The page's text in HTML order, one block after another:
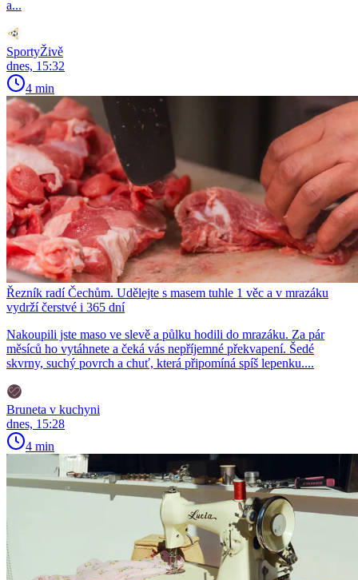
a...
SportyŽivě
dnes, 15:32
4 min
Řezník radí Čechům. Udělejte s masem tuhle 1 věc a v mrazáku
vydrží čerstvé i 365 dní
Nakoupili jste maso ve slevě a půlku hodili do mrazáku. Za pár
měsíců ho vytáhnete a čeká vás nepříjemné překvapení. Šedé
skvrny, suchý povrch a chuť, která připomíná spíš lepenku....
Bruneta v kuchyni
dnes, 15:28
4 min